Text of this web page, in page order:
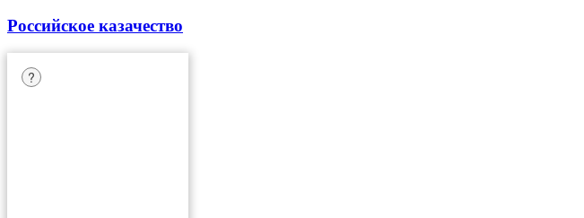
Российское казачество
?